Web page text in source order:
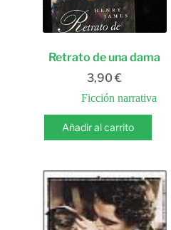
Retrato de una dama
3,90€
Ficción narrativa
Añadir al carrito